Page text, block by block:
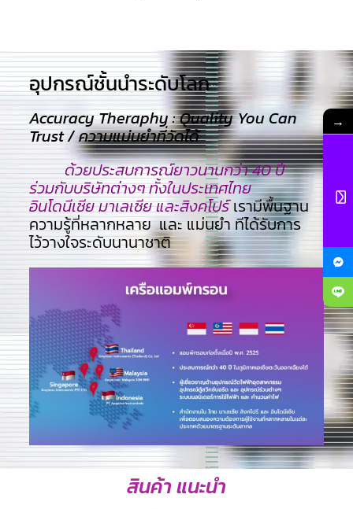
อุปกรณ์ชั้นนำระดับโลก​
Accuracy Theraphy : Quality You Can
Trust / ความแม่นยำที่วัดได้
ด้วยประสบการณ์ยาวนานกว่า 40 ปี
ร่วมกับบริษัทต่างๆ ทั้งในประเทศไทย
อินโดนีเซีย มาเลเซีย และสิงคโปร์เรามีพื้นฐาน
ความรู้ที่หลากหลาย และ แม่นยำ ทีไ่ด้รับการ
ไว้วางใจระดับนานาชาติ
สินค้า แนะนำ
→